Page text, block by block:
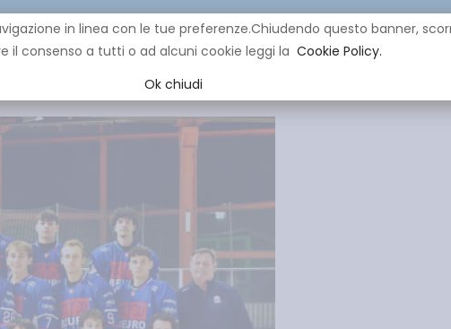
YOUNG
in linea con le tue preferenze.Chiudendo questo banner,
il consenso a tutti o ad alcuni cookie leggi la Cookie Policy.
Ok chiudi